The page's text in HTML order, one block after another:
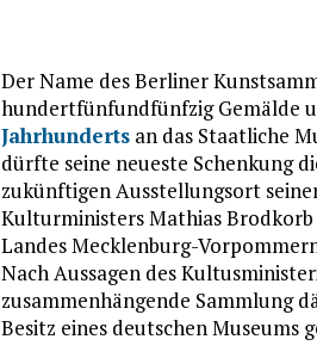
Der Name des Berliner
hundertfünfundfünfzig Gemälde
Jahrhunderts an das Staatliche
dürfte seine neueste Schenkung
zukünftigen Ausstellungsort
Kulturministers Mathias
Landes Mecklenburg-
Nach Aussagen des
zusammenhängende Sammlung
Besitz eines deutschen Museums